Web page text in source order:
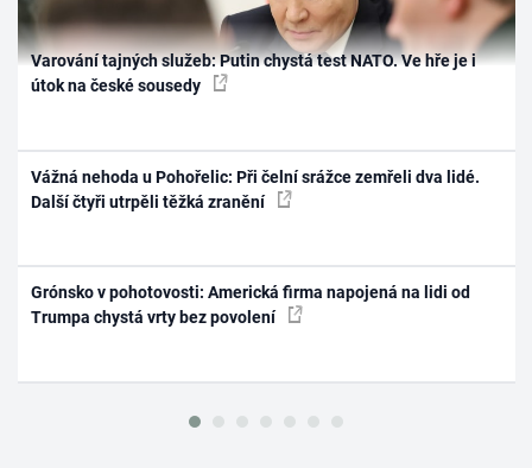
Varování tajných služeb: Putin chystá test NATO. Ve hře je i
útok na české sousedy
Vážná nehoda u Pohořelic: Při čelní srážce zemřeli dva lidé.
Další čtyři utrpěli těžká zranění
Grónsko v pohotovosti: Americká firma napojená na lidi od
Trumpa chystá vrty bez povolení